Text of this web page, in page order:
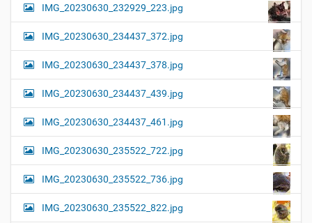
IMG_20230630_232929_223.jpg
IMG_20230630_234437_372.jpg
IMG_20230630_234437_378.jpg
IMG_20230630_234437_439.jpg
IMG_20230630_234437_461.jpg
IMG_20230630_235522_722.jpg
IMG_20230630_235522_736.jpg
IMG_20230630_235522_822.jpg